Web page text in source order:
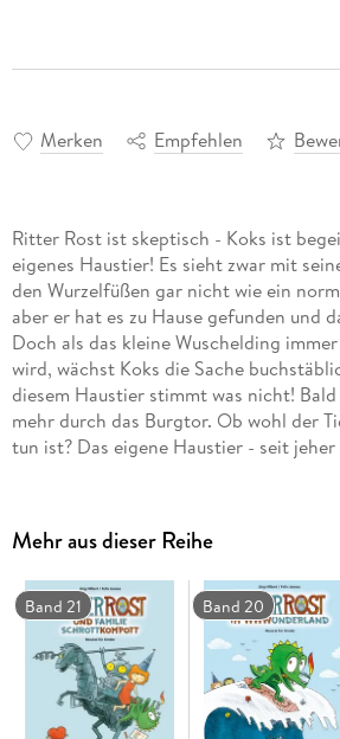
Merken Empfehlen
Ritter Rost ist skeptisch - Koks ist
eigenes Haustier! Es sieht zwar mit
den Wurzelfüßen gar nicht wie ein
aber er hat es zu Hause gefunden und
Doch als das kleine Wuschelding
wird, wächst Koks die Sache
diesem Haustier stimmt was nicht!
mehr durch das Burgtor. Ob wohl der
tun ist? Das eigene Haustier - seit
Janosa: wie immer charmant, witzig,
hochmusikalisch. Ein neues Familien-
erfolgreichen Ritter-Rost-Musicalreihe.
(Die Zeit) Empfohlen vom Verband
(VdM) und ausgezeichnet mit dem
Kinderjury.
CD Standard Audio Format
Mehr aus dieser Reihe
Band 21 Band 20